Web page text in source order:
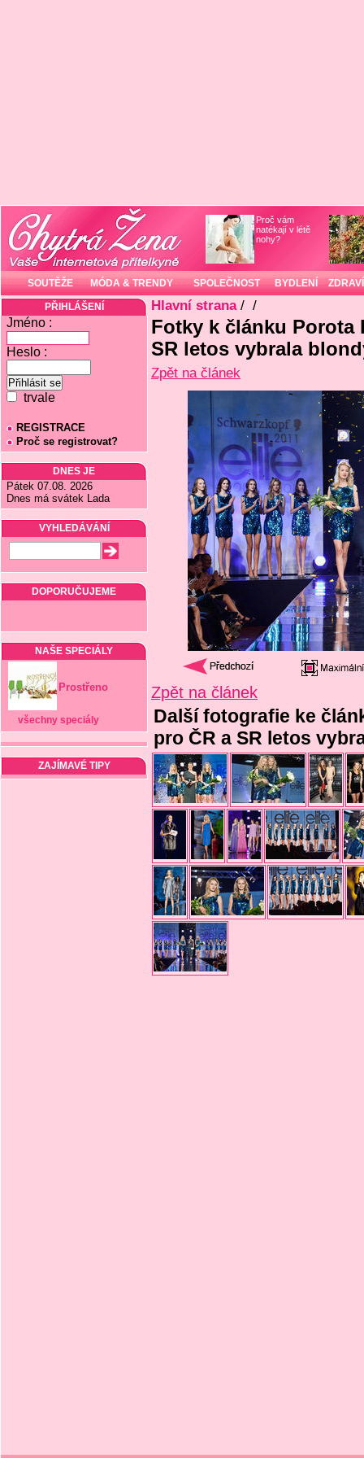
Proč vám
natékají v létě
nohy?
SOUTĚŽE MÓDA & TRENDY SPOLEČNOST BYDLENÍ ZDRAVÍ
PŘIHLÁŠENÍ
Jméno :
Heslo :
trvale
REGISTRACE
Proč se registrovat?
DNES JE
Pátek 07.08. 2026
Dnes má svátek Lada
VYHLEDÁVÁNÍ
DOPORUČUJEME
NAŠE SPECIÁLY
Prostřeno
všechny speciály
ZAJÍMAVÉ TIPY
Hlavní strana/ /
Fotky k článku Porota
SR letos vybrala
Zpět na článek
Zpět na článek
Další fotografie ke
pro ČR a SR letos